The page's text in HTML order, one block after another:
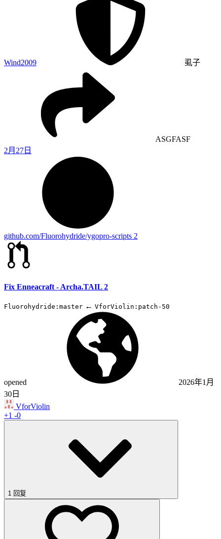
Wind2009 虱子
ASGFASF
2月27日
github.com/Fluorohydride/ygopro-scripts 2
Fix Enneacraft - Archa.TAIL 2
Fluorohydride:master ← VforViolin:patch-50
opened
2026年1月
30日
VforViolin
+1 -0
1 回复